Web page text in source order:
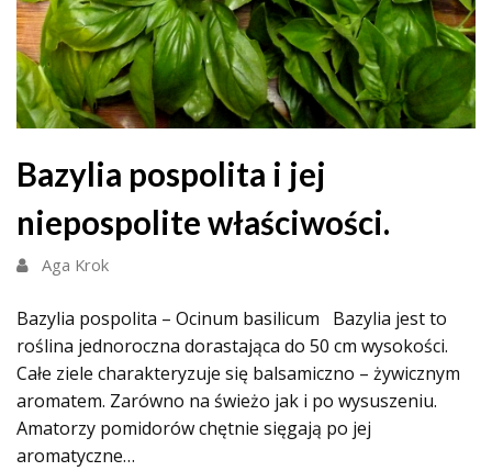
Bazylia pospolita i jej
niepospolite właściwości.
Aga Krok
Bazylia pospolita – Ocinum basilicum Bazylia jest to
roślina jednoroczna dorastająca do 50 cm wysokości.
Całe ziele charakteryzuje się balsamiczno – żywicznym
aromatem. Zarówno na świeżo jak i po wysuszeniu.
Amatorzy pomidorów chętnie sięgają po jej
aromatyczne…